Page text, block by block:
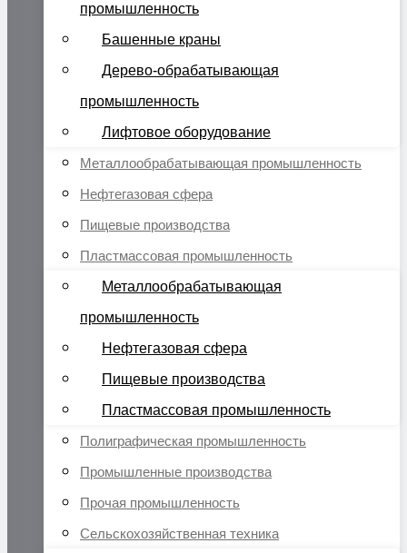
промышленность
Башенные краны
Дерево-обрабатывающая
промышленность
Лифтовое оборудование
Металлообрабатывающая промышленность
Нефтегазовая сфера
Пищевые производства
Пластмассовая промышленность
Металлообрабатывающая
промышленность
Нефтегазовая сфера
Пищевые производства
Пластмассовая промышленность
Полиграфическая промышленность
Промышленные производства
Прочая промышленность
Сельскохозяйственная техника